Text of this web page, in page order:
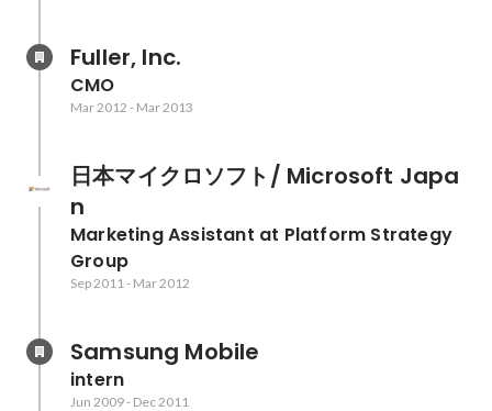
Fuller, Inc.
CMO
Mar 2012 - Mar 2013
日本マイクロソフト/ Microsoft Japa
n
Marketing Assistant at Platform Strategy
Group
Sep 2011- Mar 2012
Samsung Mobile
intern
Jun 2009- Dec 2011